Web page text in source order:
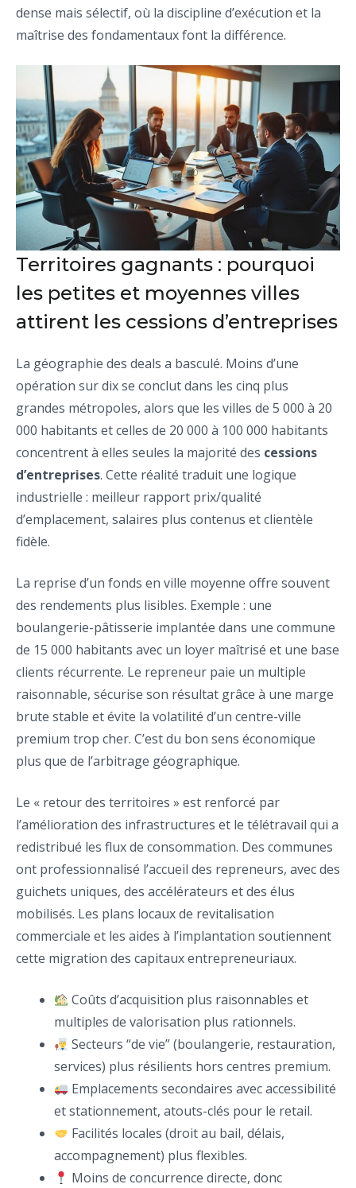
dense mais sélectif, où la discipline d’exécution et la
maîtrise des fondamentaux font la différence.
Territoires gagnants : pourquoi
les petites et moyennes villes
attirent les cessions d’entreprises
La géographie des deals a basculé. Moins d’une
opération sur dix se conclut dans les cinq plus
grandes métropoles, alors que les villes de 5 000 à 20
000 habitants et celles de 20 000 à 100 000 habitants
concentrent à elles seules la majorité des cessions
d’entreprises. Cette réalité traduit une logique
industrielle : meilleur rapport prix/qualité
d’emplacement, salaires plus contenus et clientèle
fidèle.
La reprise d’un fonds en ville moyenne offre souvent
des rendements plus lisibles. Exemple : une
boulangerie-pâtisserie implantée dans une commune
de 15 000 habitants avec un loyer maîtrisé et une base
clients récurrente. Le repreneur paie un multiple
raisonnable, sécurise son résultat grâce à une marge
brute stable et évite la volatilité d’un centre-ville
premium trop cher. C’est du bon sens économique
plus que de l’arbitrage géographique.
Le « retour des territoires » est renforcé par
l’amélioration des infrastructures et le télétravail qui a
redistribué les flux de consommation. Des communes
ont professionnalisé l’accueil des repreneurs, avec des
guichets uniques, des accélérateurs et des élus
mobilisés. Les plans locaux de revitalisation
commerciale et les aides à l’implantation soutiennent
cette migration des capitaux entrepreneuriaux.
Coûts d’acquisition plus raisonnables et
multiples de valorisation plus rationnels.
Secteurs “de vie” (boulangerie, restauration,
services) plus résilients hors centres premium.
Emplacements secondaires avec accessibilité
et stationnement, atouts-clés pour le retail.
Facilités locales (droit au bail, délais,
accompagnement) plus flexibles.
Moins de concurrence directe, donc